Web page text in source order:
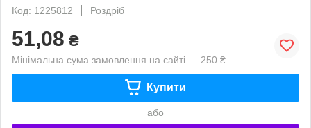
Код: 1225812
Роздріб
51,08 ₴
Мінімальна сума замовлення на сайті — 250 ₴
Купити
або